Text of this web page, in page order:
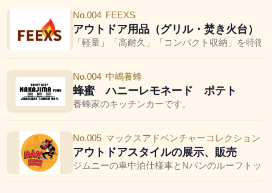
No.004 FEEXS
アウトドア用品（グリル・焚き火台）
「軽量」「高耐久」「コンパクト収納」を特
No.004 中嶋養蜂
蜂蜜 ハニーレモネード ポテト
養蜂家のキッチンカーです。
No.005 マックスアドベンチャーコレクション
アウトドアスタイルの展示、販売
ジムニーの車中泊仕様車とNバンのルーフトッ